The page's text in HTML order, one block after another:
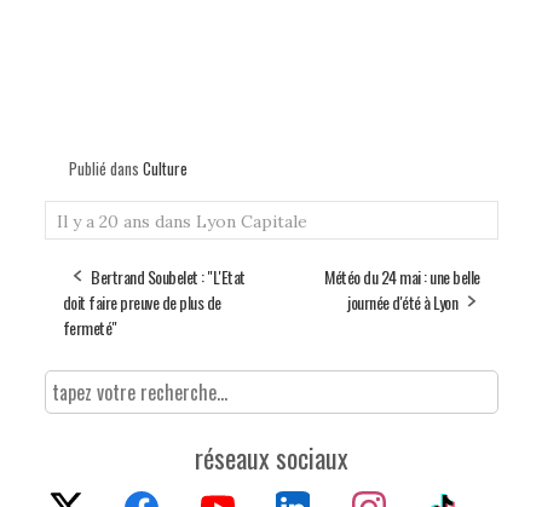
Publié dans Culture
Il y a 20 ans dans Lyon Capitale
Bertrand Soubelet : "L'Etat
doit faire preuve de plus de
fermeté"
Météo du 24 mai : une belle
journée d'été à Lyon
réseaux sociaux